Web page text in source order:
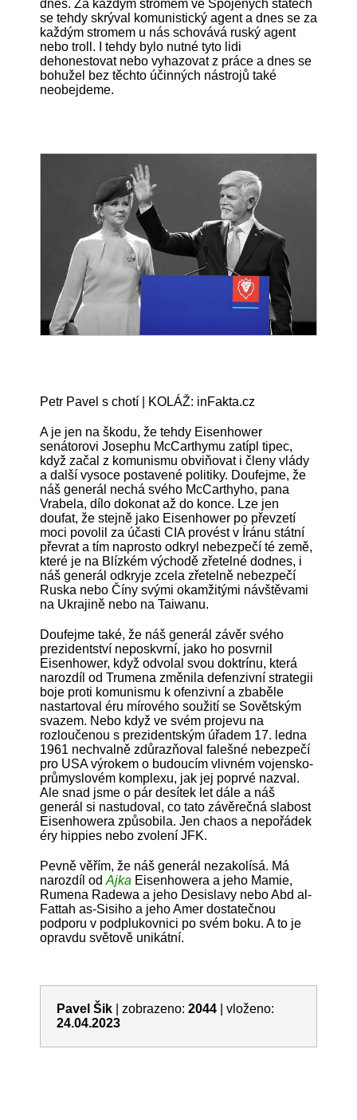
dnes. Za každým stromem ve Spojených státech
se tehdy skrýval komunistický agent a dnes se za
každým stromem u nás schovává ruský agent
nebo troll. I tehdy bylo nutné tyto lidi
dehonestovat nebo vyhazovat z práce a dnes se
bohužel bez těchto účinných nástrojů také
neobejdeme.
Petr Pavel s chotí | KOLÁŽ: inFakta.cz
A je jen na škodu, že tehdy Eisenhower
senátorovi Josephu McCarthymu zatípl tipec,
když začal z komunismu obviňovat i členy vlády
a další vysoce postavené politiky. Doufejme, že
náš generál nechá svého McCarthyho, pana
Vrabela, dílo dokonat až do konce. Lze jen
doufat, že stejně jako Eisenhower po převzetí
moci povolil za účasti CIA provést v Íránu státní
převrat a tím naprosto odkryl nebezpečí té země,
které je na Blízkém východě zřetelné dodnes, i
náš generál odkryje zcela zřetelně nebezpečí
Ruska nebo Číny svými okamžitými návštěvami
na Ukrajině nebo na Taiwanu.
Doufejme také, že náš generál závěr svého
prezidentství neposkvrní, jako ho posvrnil
Eisenhower, když odvolal svou doktrínu, která
narozdíl od Trumena změnila defenzivní strategii
boje proti komunismu k ofenzivní a zbaběle
nastartoval éru mírového soužití se Sovětským
svazem. Nebo když ve svém projevu na
rozloučenou s prezidentským úřadem 17. ledna
1961 nechvalně zdůrazňoval falešné nebezpečí
pro USA výrokem o budoucím vlivném vojensko-
průmyslovém komplexu, jak jej poprvé nazval.
Ale snad jsme o pár desítek let dále a náš
generál si nastudoval, co tato závěrečná slabost
Eisenhowera způsobila. Jen chaos a nepořádek
éry hippies nebo zvolení JFK.
Pevně věřím, že náš generál nezakolísá. Má
narozdíl od Ajka Eisenhowera a jeho Mamie,
Rumena Radewa a jeho Desislavy nebo Abd al-
Fattah as-Sisiho a jeho Amer dostatečnou
podporu v podplukovnici po svém boku. A to je
opravdu světově unikátní.
Pavel Šik zobrazeno: 2044
| vloženo:
24.04.2023